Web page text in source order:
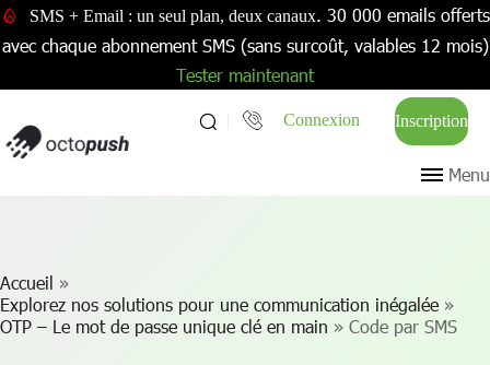
SMS + Email : un seul plan, deux canaux. 30 000 emails offerts
avec chaque abonnement SMS (sans surcoût, valables 12 mois)
Tester maintenant
Connexion Inscription
Menu
Accueil »
Explorez nos solutions pour une communication inégalée »
OTP – Le mot de passe unique clé en main » Code par SMS